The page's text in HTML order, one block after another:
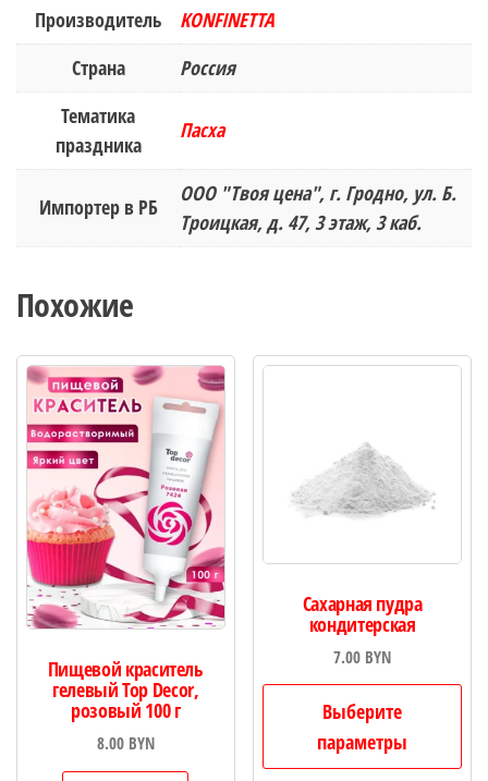
Производитель
KONFINETTA
Страна
Россия
Тематика
праздника
Пасха
Импортер в РБ
ООО "Твоя цена", г. Гродно, ул. Б.
Троицкая, д. 47, 3 этаж, 3 каб.
Похожие
Пищевой краситель
гелевый Top Decor,
розовый 100 г
8.00 BYN
Сахарная пудра
кондитерская
7.00 BYN
Выберите
параметры